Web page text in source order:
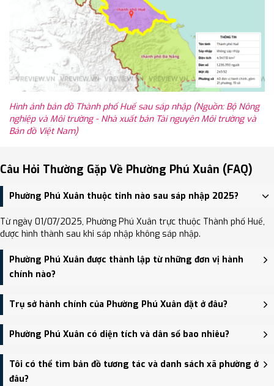
Hình ảnh bản đồ Thành phố Huế sau sáp nhập (Nguồn: Bộ Nông
nghiệp và Môi trường - Nhà xuất bản Tài nguyên Môi trường và
Bản đồ Việt Nam)
Câu Hỏi Thường Gặp Về Phường Phú Xuân (FAQ)
Phường Phú Xuân thuộc tỉnh nào sau sáp nhập 2025?
Từ ngày 01/07/2025, Phường Phú Xuân trực thuộc Thành phố Huế,
được hình thành sau khi sáp nhập không sáp nhập.
Phường Phú Xuân được thành lập từ những đơn vị hành
chính nào?
Phường Phú Xuân được thành lập trên cơ sở sáp nhập Phường Gia
Hội, Phường Phú Hậu, Phường Tây Lộc, Phường Thuận Lộc, Phường
Thuận Hòa, Phường Đông Ba.
Trụ sở hành chính của Phường Phú Xuân đặt ở đâu?
Trụ sở hành chính mới của Phường Phú Xuân đặt tại 394 Đinh Tiên
Hoàng, phường Phú Xuân - trung tâm khu vực thuận tiện giao
thông.
Phường Phú Xuân có diện tích và dân số bao nhiêu?
Phường Phú Xuân có Diện tích: 10.38 km², Dân số: 130,247 người,
Mật độ dân số: Khoảng 12,547.90 người/km²
Tôi có thể tìm bản đồ tương tác và danh sách xã phường ở
đâu?